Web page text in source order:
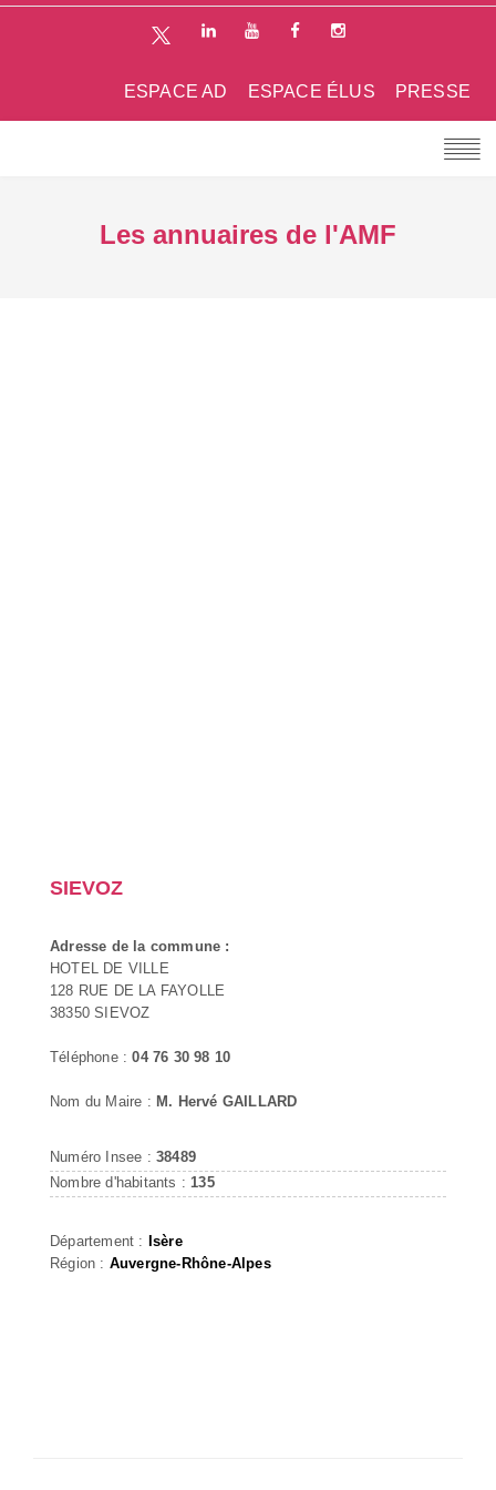
PRESSE
ESPACE ÉLUS
ESPACE AD
Les annuaires de l'AMF
SIEVOZ
Adresse de la commune :
HOTEL DE VILLE
128 RUE DE LA FAYOLLE
38350 SIEVOZ
Téléphone :04 76 30 98 10
Nom du Maire : M. Hervé GAILLARD
Numéro Insee : 38489
Nombre d'habitants : 135
Département : Isère
Région : Auvergne-Rhône-Alpes